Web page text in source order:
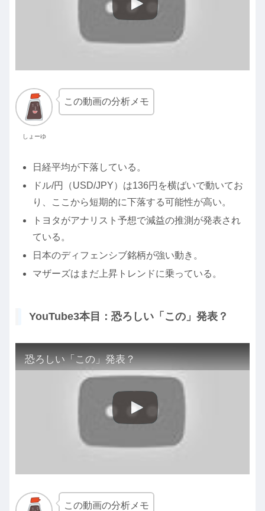
しょーゆ
この動画の分析メモ
日経平均が下落している。
ドル/円（USD/JPY）は136円を横ばいで動いてお
り、ここから短期的に下落する可能性が高い。
トヨタがアナリスト予想で減益の推測が発表され
ている。
日本のディフェンシブ銘柄が強い動き。
マザーズはまだ上昇トレンドに乗っている。
YouTube3本目：恐ろしい「この」発表？
恐ろしい「この」発表？
この動画の分析メモ